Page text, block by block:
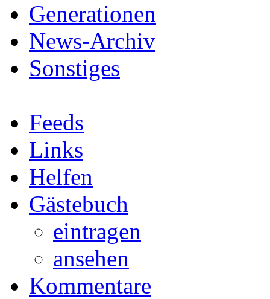
Generationen
News-Archiv
Sonstiges
Feeds
Links
Helfen
Gästebuch
eintragen
ansehen
Kommentare